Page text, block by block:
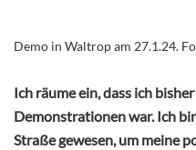
Demo in Waltrop am 27.1.24.
Ich räume ein, dass ich
Demonstrationen war. Ich
Straße gewesen, um meine